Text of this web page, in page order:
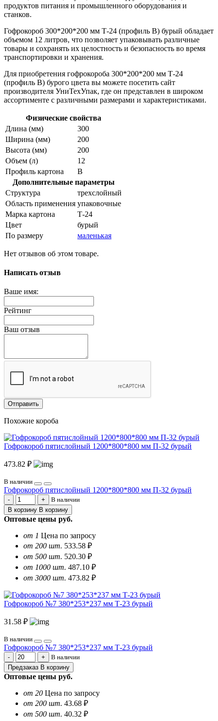
продуктов питания и промышленного оборудования и
станков.
Гофрокороб 300*200*200 мм Т-24 (профиль B) бурый обладает
объемом 12 литров, что позволяет упаковывать различные
товары и сохранять их целостность и безопасность во время
транспортировки и хранения.
Для приобретения гофрокороба 300*200*200 мм Т-24
(профиль B) бурого цвета вы можете посетить сайт
производителя УниТехУпак, где он представлен в широком
ассортименте с различными размерами и характеристиками.
Физические свойства
Длина (мм)
300
Ширина (мм)
200
Высота (мм)
200
Объем (л)
12
Профиль картона
В
Дополнительные параметры
Структура
трехслойный
Область применения упаковочные
Марка картона
Т-24
Цвет
бурый
По размеру
маленькая
Нет отзывов об этом товаре.
Написать отзыв
Ваше имя:
Рейтинг
Ваш отзыв
Отправить
Похожие короба
Гофрокороб пятислойный 1200*800*800 мм П-32 бурый
473.82 ₽
В наличии
Гофрокороб пятислойный 1200*800*800 мм П-32 бурый
В наличии
В корзину В корзину
Оптовые цены руб.
от 1 Цена по запросу
от 200 шт. 533.58 ₽
от 500 шт. 520.30 ₽
от 1000 шт. 487.10 ₽
от 3000 шт. 473.82 ₽
Гофрокороб №7 380*253*237 мм Т-23 бурый
31.58 ₽
В наличии
Гофрокороб №7 380*253*237 мм Т-23 бурый
В наличии
Предзаказ В корзину
Оптовые цены руб.
от 20 Цена по запросу
от 200 шт. 43.68 ₽
от 500 шт. 40.32 ₽